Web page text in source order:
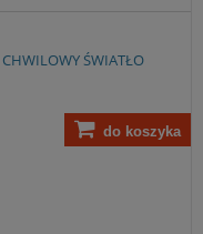
ŚWIATŁO
do koszyka